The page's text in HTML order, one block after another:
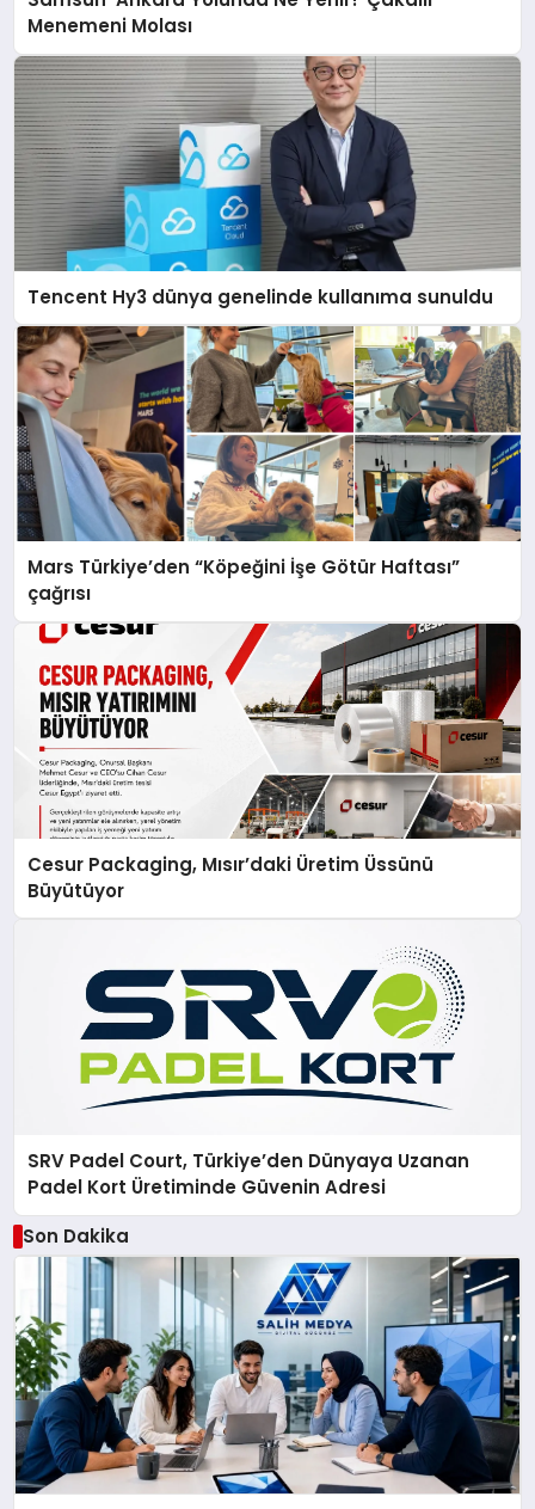
Menemeni Molası
Tencent Hy3 dünya genelinde kullanıma sunuldu
Mars Türkiye’den “Köpeğini İşe Götür Haftası”
çağrısı
Cesur Packaging, Mısır’daki Üretim Üssünü
Büyütüyor
SRV Padel Court, Türkiye’den Dünyaya Uzanan
Padel Kort Üretiminde Güvenin Adresi
Son Dakika